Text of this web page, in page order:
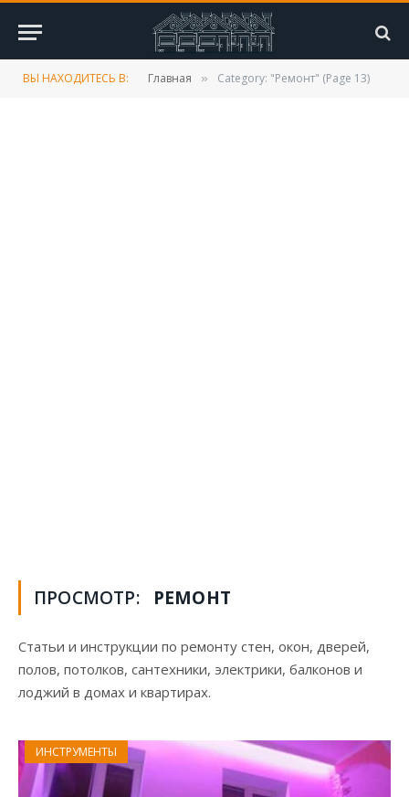
ВЫ НАХОДИТЕСЬ В: Главная » Category: "Ремонт" (Page 13)
ПРОСМОТР: РЕМОНТ
Статьи и инструкции по ремонту стен, окон, дверей,
полов, потолков, сантехники, электрики, балконов и
лоджий в домах и квартирах.
ИНСТРУМЕНТЫ